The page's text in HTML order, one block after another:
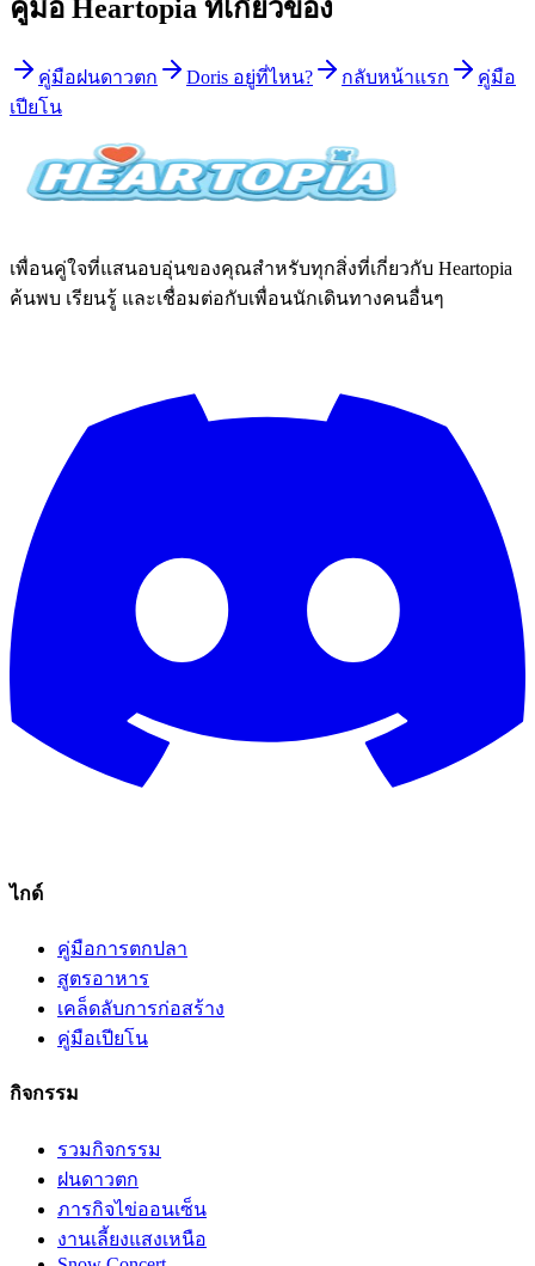
คู่มือ Heartopia ที่เกี่ยวข้อง
คู่มือฝนดาวตก Doris อยู่ที่ไหน? กลับหน้าแรก
คู่มือ
เปียโน
เพื่อนคู่ใจที่แสนอบอุ่นของคุณสำหรับทุกสิ่งที่เกี่ยวกับ Heartopia
ค้นพบ เรียนรู้ และเชื่อมต่อกับเพื่อนนักเดินทางคนอื่นๆ
ไกด์
คู่มือการตกปลา
สูตรอาหาร
เคล็ดลับการก่อสร้าง
คู่มือเปียโน
กิจกรรม
รวมกิจกรรม
ฝนดาวตก
ภารกิจไข่ออนเซ็น
งานเลี้ยงแสงเหนือ